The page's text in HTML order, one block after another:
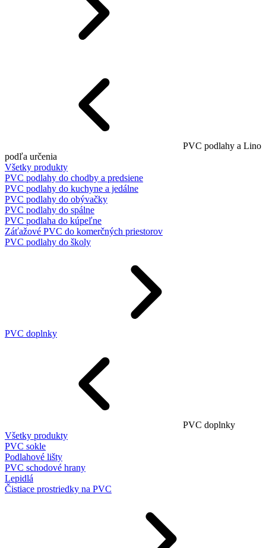
PVC podlahy a Lino
podľa určenia
Všetky produkty
PVC podlahy do chodby a predsiene
PVC podlahy do kuchyne a jedálne
PVC podlahy do obývačky
PVC podlahy do spálne
PVC podlaha do kúpeľne
Záťažové PVC do komerčných priestorov
PVC podlahy do školy
PVC doplnky
PVC doplnky
Všetky produkty
PVC sokle
Podlahové lišty
PVC schodové hrany
Lepidlá
Čistiace prostriedky na PVC